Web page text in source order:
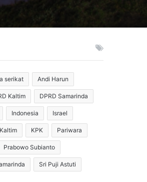
serikat Andi Harun
Kaltim DPRD Samarinda
Indonesia Israel
Kaltim KPK Pariwara
Prabowo Subianto
Sri Puji Astuti